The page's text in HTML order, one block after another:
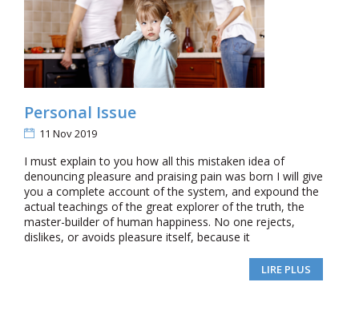
Personal Issue
11 Nov 2019
I must explain to you how all this mistaken idea of
denouncing pleasure and praising pain was born I will give
you a complete account of the system, and expound the
actual teachings of the great explorer of the truth, the
master-builder of human happiness. No one rejects,
dislikes, or avoids pleasure itself, because it
LIRE PLUS